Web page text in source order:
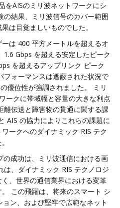
をAISのミリ波ネットワークにシ
の結果、ミリ波信号のカバー範囲
は目覚ましいものでした。
は 400 平方メートルを超えるオ
Gbps を超える安定したピーク
を超えるアップリンク ピーク
フォーマンスは遮蔽された状況で
優位性が強調されました。 ミリ
ークに帯域幅と容量の大きな利点
離伝送と障害物の貫通に関する課
AIS の協力によりこれらの課題に
ークへのダイナミック RIS テク
の成功は、ミリ波通信における画
、ダイナミック RIS テクノロジ
、世界の通信業界における変革
この飛躍は、将来のスマート シ
ン、および堅牢で広範なネット